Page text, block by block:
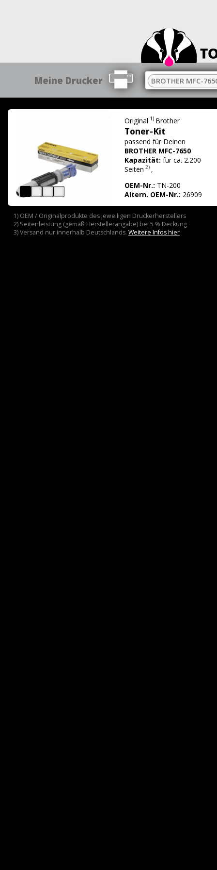
Meine Drucker BROTHER MFC-
Original 1) Brother
Toner-Kit
passend für Deinen
BROTHER MFC-7650
Kapazität: für ca. 2.200
Seiten 2) ,
OEM-Nr.: TN-200
Altern. OEM-Nr.: 26909
1) OEM / Originalprodukte des jeweiligen Druckerherstellers
2) Seitenleistung (gemäß Herstellerangabe) bei 5 % Deckung
3) Versand nur innerhalb Deutschlands. Weitere Infos hier